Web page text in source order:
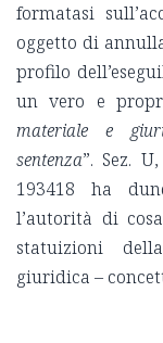
formatasi
oggetto di
profilo
un vero e
materiale e
sentenza”. Sez.
193418 ha
l’autorità di
statuizioni
giuridica –